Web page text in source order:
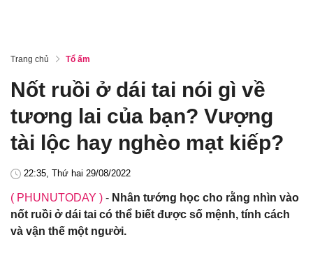
Trang chủ Tổ ấm
Nốt ruồi ở dái tai nói gì về
tương lai của bạn? Vượng
tài lộc hay nghèo mạt kiếp?
22:35, Thứ hai 29/08/2022
( PHUNUTODAY ) - Nhân tướng học cho rằng nhìn vào
nốt ruồi ở dái tai có thể biết được số mệnh, tính cách
và vận thế một người.